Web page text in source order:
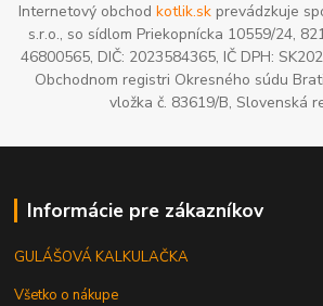
Internetový obchod kotlik.skprevádzkuje
s.r.o., so sídlom Priekopnícka 10559/24,
46800565, DIČ: 2023584365, IČ DPH:
Obchodnom registri Okresného súdu
vložka č. 83619/B, Slovenská
Informácie pre zákazníkov
GULÁŠOVÁ KALKULAČKA
Všetko o nákupe